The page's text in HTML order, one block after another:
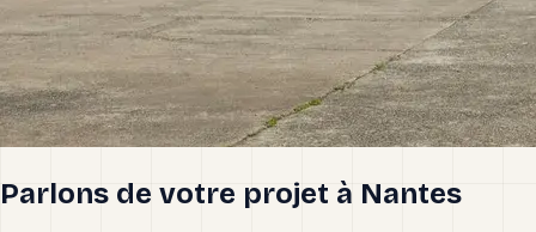
Parlons de votre projet à Nantes